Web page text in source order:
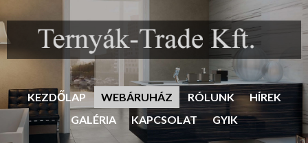
KEZDŐLAP WEBÁRUHÁZ RÓLUNK
HÍREK
GALÉRIA
KAPCSOLAT GYIK